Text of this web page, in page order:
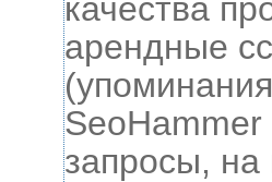
качества
арендные
SeoHammer
запросы, на